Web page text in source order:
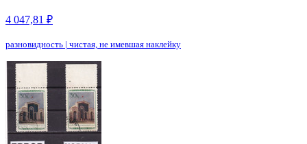
4 047,81 ₽
разновидность | чистая, не имевшая наклейку